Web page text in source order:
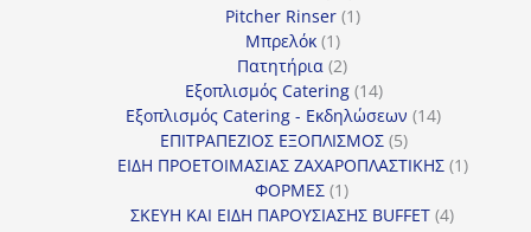
προϊόντα
Pitcher Rinser 11
Μπρελόκ 11
προϊόν
Πατητήρια 22
προϊόντα
Εξοπλισμός Catering 1414
προϊόντα
Εξοπλισμός Catering - Εκδηλώσεων 1414
ΕΠΙΤΡΑΠΕΖΙΟΣ ΕΞΟΠΛΙΣΜΟΣ 55
προϊόντα
ΕΙΔΗ ΠΡΟΕΤΟΙΜΑΣΙΑΣ ΖΑΧΑΡΟΠΛΑΣΤΙΚΗΣ 11
ΦΟΡΜΕΣ 11
προϊόν
ΣΚΕΥΗ ΚΑΙ ΕΙΔΗ ΠΑΡΟΥΣΙΑΣΗΣ BUFFET 44